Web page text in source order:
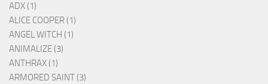
ADX (1)
ALICE COOPER (1)
ANGEL WITCH (1)
ANIMALIZE (3)
ANTHRAX (1)
ARMORED SAINT (3)